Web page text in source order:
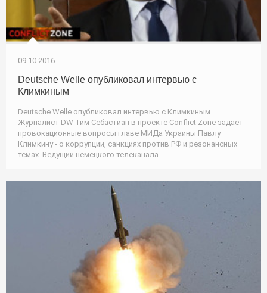
09.10.2016
Deutsche Welle опубликовал интервью с
Климкиным
Deutsche Welle опубликовал интервью с Климкиным.
Журналист DW Тим Себастиан в проекте Conflict Zone задает
провокационные вопросы главе МИДа Украины Павлу
Климкину - о коррупции, санкциях против РФ и резонансных
темах. Ведущий немецкого телеканала